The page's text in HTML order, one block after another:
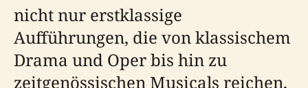
nicht nur erstklassige
Aufführungen, die von klassischem
Drama und Oper bis hin zu
zeitgenössischen Musicals reichen,